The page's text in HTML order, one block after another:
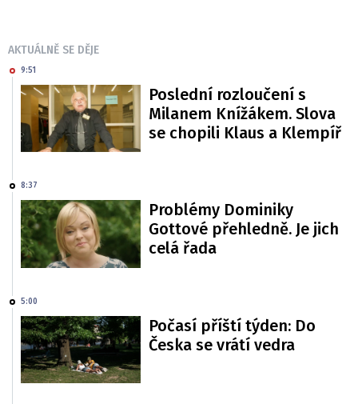
AKTUÁLNĚ SE DĚJE
9:51
Poslední rozloučení s
Milanem Knížákem. Slova
se chopili Klaus a Klempíř
8:37
Problémy Dominiky
Gottové přehledně. Je jich
celá řada
5:00
Počasí příští týden: Do
Česka se vrátí vedra